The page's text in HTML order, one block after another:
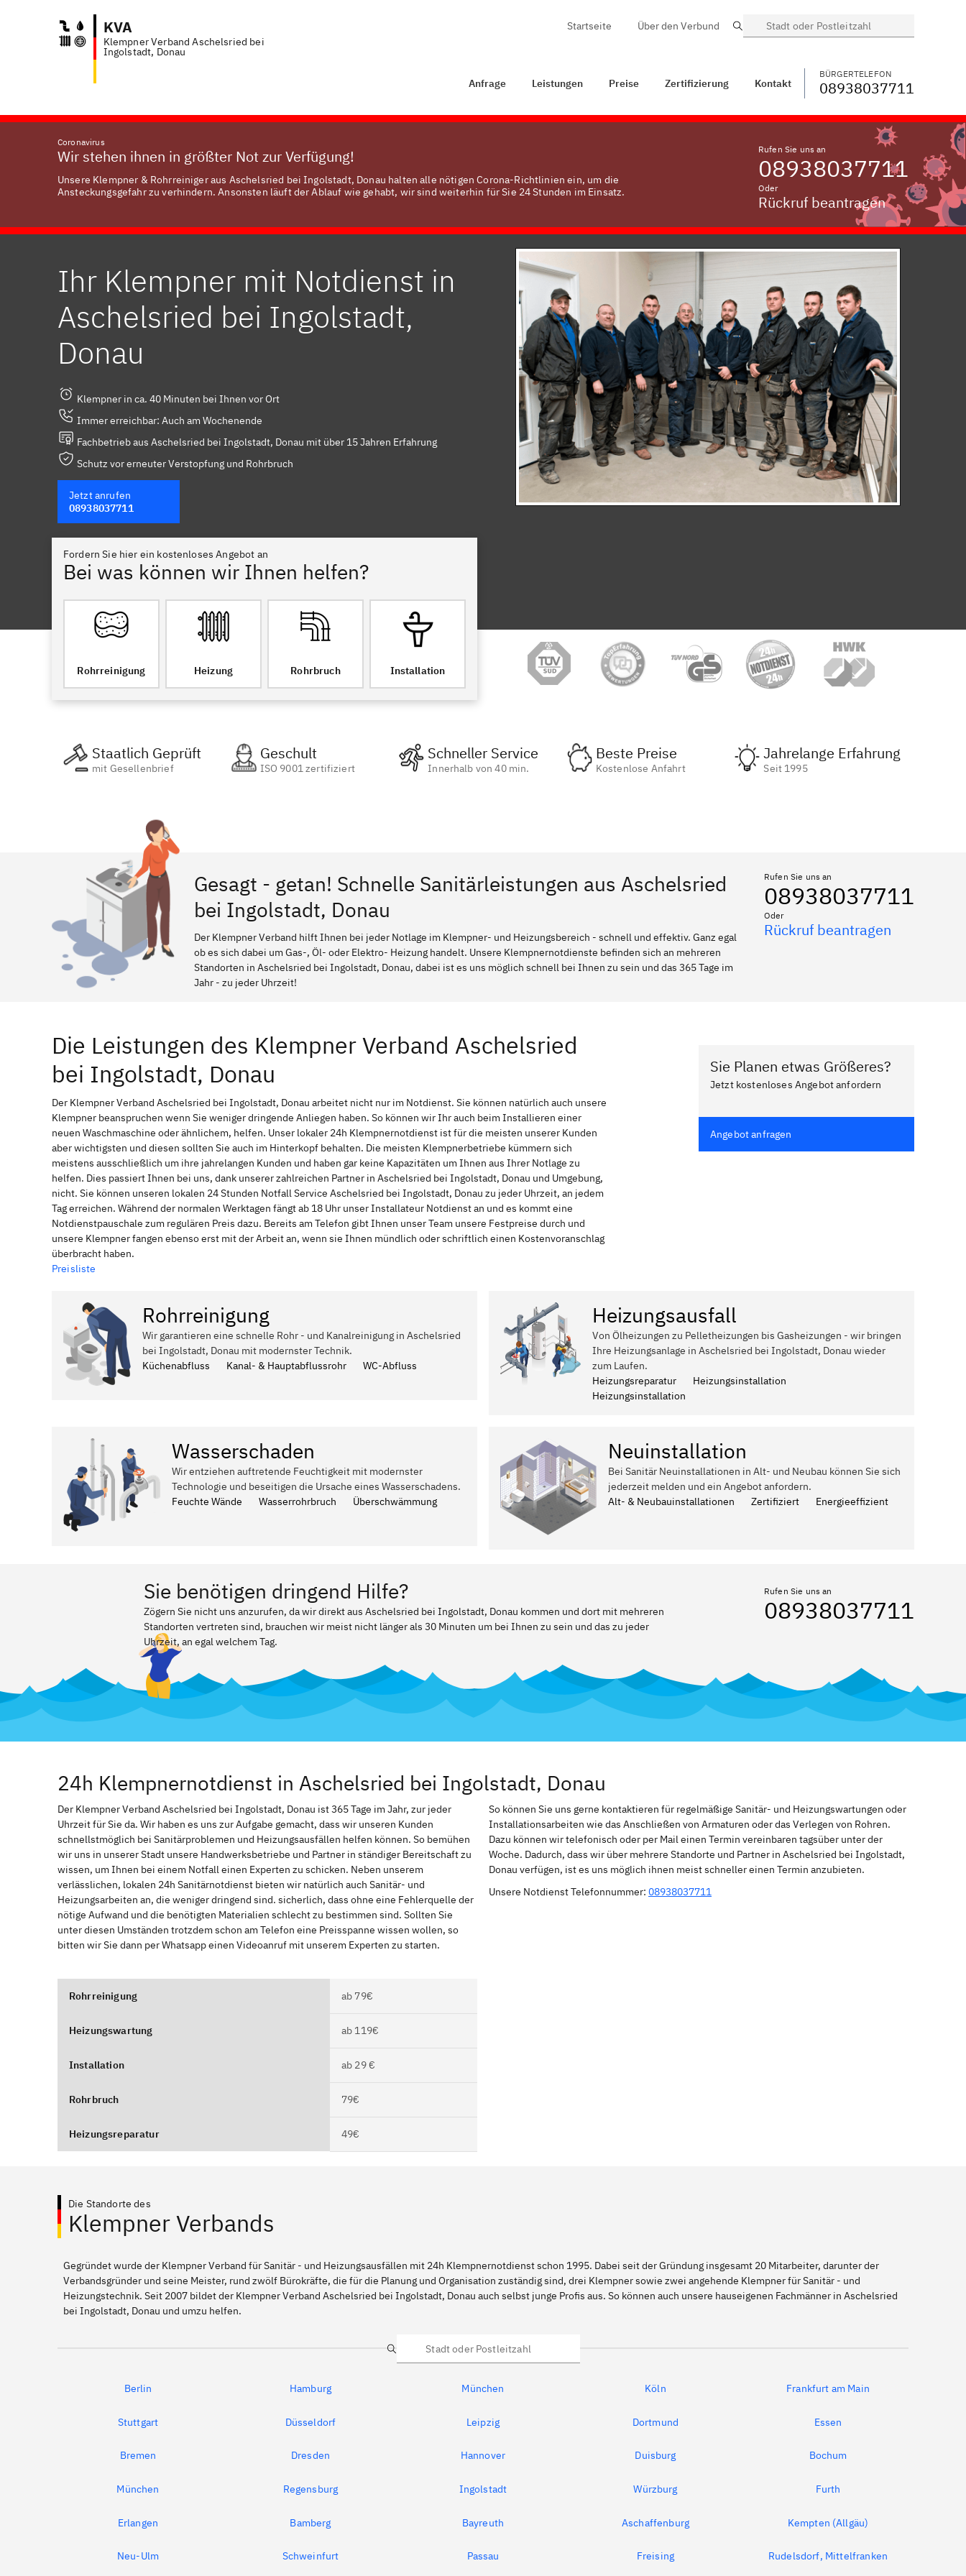
KVA
Klempner Verband Aschelsried bei
Ingolstadt, Donau
BÜRGERTELEFON WECHSELN
Startseite Über den Verbund Suche
Anfrage Leistungen Preise Zertifizierung Kontakt
BÜRGERTELEFON
08938037711
Coronavirus
Wir stehen ihnen in größter Not zur Verfügung!
Unsere Klempner & Rohrreiniger aus Aschelsried bei Ingolstadt, Donau halten alle nötigen Corona-Richtlinien ein, um die
Ansteckungsgefahr zu verhindern. Ansonsten läuft der Ablauf wie gehabt, wir sind weiterhin für Sie 24 Stunden im Einsatz.
Rufen Sie uns an
08938037711
Oder
Rückruf beantragen
Ihr Klempner mit Notdienst in
Aschelsried bei Ingolstadt,
Donau
Klempner in ca. 40 Minuten bei Ihnen vor Ort
Immer erreichbar: Auch am Wochenende
Fachbetrieb aus Aschelsried bei Ingolstadt, Donau mit über 15 Jahren Erfahrung
Schutz vor erneuter Verstopfung und Rohrbruch
Jetzt anrufen
08938037711
Fordern Sie hier ein kostenloses Angebot an
Bei was können wir Ihnen helfen?
Rohrreinigung Heizung Rohrbruch Installation
Staatlich Geprüft
mit Gesellenbrief
Geschult
ISO 9001 zertifiziert
Schneller Service
Innerhalb von 40 min.
Beste Preise
Kostenlose Anfahrt
Jahrelange Erfahrung
Seit 1995
Gesagt - getan! Schnelle Sanitärleistungen aus Aschelsried
bei Ingolstadt, Donau
Der Klempner Verband hilft Ihnen bei jeder Notlage im Klempner- und Heizungsbereich - schnell und effektiv. Ganz egal
ob es sich dabei um Gas-, Öl- oder Elektro- Heizung handelt. Unsere Klempnernotdienste befinden sich an mehreren
Standorten in Aschelsried bei Ingolstadt, Donau, dabei ist es uns möglich schnell bei Ihnen zu sein und das 365 Tage im
Jahr - zu jeder Uhrzeit!
Rufen Sie uns an
08938037711
Oder
Rückruf beantragen
Die Leistungen des Klempner Verband Aschelsried
bei Ingolstadt, Donau
Der Klempner Verband Aschelsried bei Ingolstadt, Donau arbeitet nicht nur im Notdienst. Sie können natürlich auch unsere
Klempner beanspruchen wenn Sie weniger dringende Anliegen haben. So können wir Ihr auch beim Installieren einer
neuen Waschmaschine oder ähnlichem, helfen. Unser lokaler 24h Klempnernotdienst ist für die meisten unserer Kunden
aber wichtigsten und diesen sollten Sie auch im Hinterkopf behalten. Die meisten Klempnerbetriebe kümmern sich
meistens ausschließlich um ihre jahrelangen Kunden und haben gar keine Kapazitäten um Ihnen aus Ihrer Notlage zu
helfen. Dies passiert Ihnen bei uns, dank unserer zahlreichen Partner in Aschelsried bei Ingolstadt, Donau und Umgebung,
nicht. Sie können unseren lokalen 24 Stunden Notfall Service Aschelsried bei Ingolstadt, Donau zu jeder Uhrzeit, an jedem
Tag erreichen. Während der normalen Werktagen fängt ab 18 Uhr unser Installateur Notdienst an und es kommt eine
Notdienstpauschale zum regulären Preis dazu. Bereits am Telefon gibt Ihnen unser Team unsere Festpreise durch und
unsere Klempner fangen ebenso erst mit der Arbeit an, wenn sie Ihnen mündlich oder schriftlich einen Kostenvoranschlag
überbracht haben.
Preisliste
Sie Planen etwas Größeres?
Jetzt kostenloses Angebot anfordern
Angebot anfragen
Rohrreinigung
Wir garantieren eine schnelle Rohr - und Kanalreinigung in Aschelsried
bei Ingolstadt, Donau mit modernster Technik.
Küchenabfluss
Kanal- & Hauptabflussrohr WC-Abfluss
Heizungsausfall
Von Ölheizungen zu Pelletheizungen bis Gasheizungen - wir bringen
Ihre Heizungsanlage in Aschelsried bei Ingolstadt, Donau wieder
zum Laufen.
Heizungsreparatur
Heizungsinstallation
Heizungsinstallation
Wasserschaden
Wir entziehen auftretende Feuchtigkeit mit modernster
Technologie und beseitigen die Ursache eines Wasserschadens.
Feuchte Wände
Wasserrohrbruch Überschwämmung
Neuinstallation
Bei Sanitär Neuinstallationen in Alt- und Neubau können Sie sich
jederzeit melden und ein Angebot anfordern.
Alt- & Neubauinstallationen
Zertifiziert Energieeffizient
Sie benötigen dringend Hilfe?
Zögern Sie nicht uns anzurufen, da wir direkt aus Aschelsried bei Ingolstadt, Donau kommen und dort mit mehreren
Standorten vertreten sind, brauchen wir meist nicht länger als 30 Minuten um bei Ihnen zu sein und das zu jeder
Uhrzeit, an egal welchem Tag.
Rufen Sie uns an
08938037711
24h Klempnernotdienst in Aschelsried bei Ingolstadt, Donau
Der Klempner Verband Aschelsried bei Ingolstadt, Donau ist 365 Tage im Jahr, zur jeder
Uhrzeit für Sie da. Wir haben es uns zur Aufgabe gemacht, dass wir unseren Kunden
schnellstmöglich bei Sanitärproblemen und Heizungsausfällen helfen können. So bemühen
wir uns in unserer Stadt unsere Handwerksbetriebe und Partner in ständiger Bereitschaft zu
wissen, um Ihnen bei einem Notfall einen Experten zu schicken. Neben unserem
verlässlichen, lokalen 24h Sanitärnotdienst bieten wir natürlich auch Sanitär- und
Heizungsarbeiten an, die weniger dringend sind. sicherlich, dass ohne eine Fehlerquelle der
nötige Aufwand und die benötigten Materialien schlecht zu bestimmen sind. Sollten Sie
unter diesen Umständen trotzdem schon am Telefon eine Preisspanne wissen wollen, so
bitten wir Sie dann per Whatsapp einen Videoanruf mit unserem Experten zu starten.
So können Sie uns gerne kontaktieren für regelmäßige Sanitär- und Heizungswartungen oder
Installationsarbeiten wie das Anschließen von Armaturen oder das Verlegen von Rohren.
Dazu können wir telefonisch oder per Mail einen Termin vereinbaren tagsüber unter der
Woche. Dadurch, dass wir über mehrere Standorte und Partner in Aschelsried bei Ingolstadt,
Donau verfügen, ist es uns möglich ihnen meist schneller einen Termin anzubieten.
Unsere Notdienst Telefonnummer: 08938037711
Rohrreinigung ab 79€
Heizungswartung ab 119€
Installation ab 29 €
Rohrbruch 79€
Heizungsreparatur 49€
Die Standorte des
Klempner Verbands
Gegründet wurde der Klempner Verband für Sanitär - und Heizungsausfällen mit 24h Klempnernotdienst schon 1995. Dabei seit der Gründung insgesamt 20 Mitarbeiter, darunter der
Verbandsgründer und seine Meister, rund zwölf Bürokräfte, die für die Planung und Organisation zuständig sind, drei Klempner sowie zwei angehende Klempner für Sanitär - und
Heizungstechnik. Seit 2007 bildet der Klempner Verband Aschelsried bei Ingolstadt, Donau auch selbst junge Profis aus. So können auch unsere hauseigenen Fachmänner in Aschelsried
bei Ingolstadt, Donau und umzu helfen.
Suche
Berlin Hamburg München Köln Frankfurt am Main
Stuttgart Düsseldorf Leipzig Dortmund Essen
Bremen Dresden Hannover Duisburg Bochum
München Regensburg Ingolstadt Würzburg Furth
Erlangen Bamberg Bayreuth Aschaffenburg Kempten (Allgäu)
Neu-Ulm Schweinfurt Passau Freising Rudelsdorf, Mittelfranken